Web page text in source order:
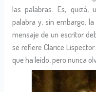
las palabras. Es, quizá,
palabra y, sin embargo,
mensaje de un escritor
se refiere Clarice
que ha leído, pero nunca